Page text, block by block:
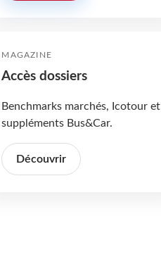
MAGAZINE
Accès dossiers
Benchmarks marchés, Icotour et
suppléments Bus&Car.
Découvrir